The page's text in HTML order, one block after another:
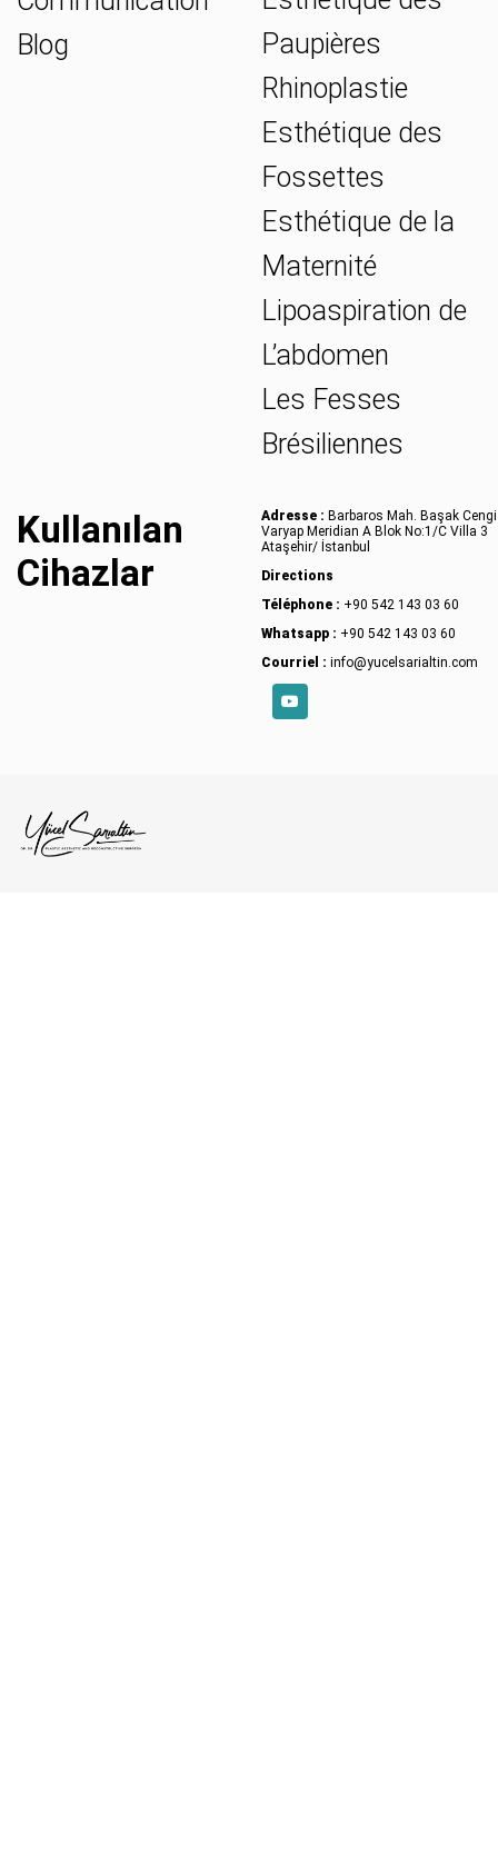
Blog
Paupières
Rhinoplastie
Esthétique des
Fossettes
Esthétique de la
Maternité
Lipoaspiration de
L’abdomen
Les Fesses
Brésiliennes
Kullanılan
Cihazlar
Adresse : Barbaros Mah. Başak
Varyap Meridian A Blok No:1/C Villa 3
Ataşehir/ İstanbul
Directions
Téléphone : +90 542 143 03 60
Whatsapp : +90 542 143 03 60
Courriel : info@yucelsarialtin.com
YouTube